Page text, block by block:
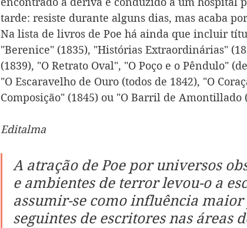
tarde: resiste durante alguns dias, mas acaba
Na lista de livros de Poe há ainda que incluir
"Berenice" (1835), "Histórias Extraordinárias"
(1839), "O Retrato Oval", "O Poço e o Pêndulo"
"O Escaravelho de Ouro (todos de 1842), "O
Composição" (1845) ou "O Barril de Amontillado
Editalma
A atração de Poe por universos
e ambientes de terror levou-o a
assumir-se como influência maior
seguintes de escritores nas áreas